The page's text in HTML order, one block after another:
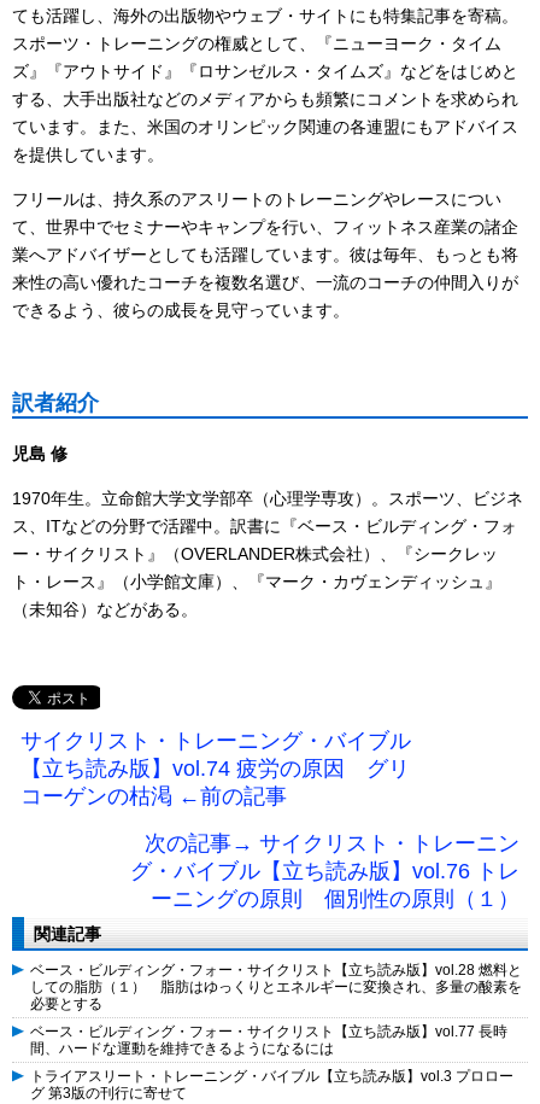
ても活躍し、海外の出版物やウェブ・サイトにも特集記事を寄稿。
スポーツ・トレーニングの権威として、『ニューヨーク・タイム
ズ』『アウトサイド』『ロサンゼルス・タイムズ』などをはじめと
する、大手出版社などのメディアからも頻繁にコメントを求められ
ています。また、米国のオリンピック関連の各連盟にもアドバイス
を提供しています。
フリールは、持久系のアスリートのトレーニングやレースについ
て、世界中でセミナーやキャンプを行い、フィットネス産業の諸企
業へアドバイザーとしても活躍しています。彼は毎年、もっとも将
来性の高い優れたコーチを複数名選び、一流のコーチの仲間入りが
できるよう、彼らの成長を見守っています。
訳者紹介
児島 修
1970年生。立命館大学文学部卒（心理学専攻）。スポーツ、ビジネ
ス、ITなどの分野で活躍中。訳書に『ベース・ビルディング・フォ
ー・サイクリスト』（OVERLANDER株式会社）、『シークレッ
ト・レース』（小学館文庫）、『マーク・カヴェンディッシュ』
（未知谷）などがある。
サイクリスト・トレーニング・バイブル
【立ち読み版】vol.74 疲労の原因 グリ
コーゲンの枯渇 ←前の記事
次の記事→ サイクリスト・トレーニン
グ・バイブル【立ち読み版】vol.76 トレ
ーニングの原則 個別性の原則（１）
関連記事
ベース・ビルディング・フォー・サイクリスト【立ち読み版】vol.28 燃料と
しての脂肪（１） 脂肪はゆっくりとエネルギーに変換され、多量の酸素を
必要とする
ベース・ビルディング・フォー・サイクリスト【立ち読み版】vol.77 長時
間、ハードな運動を維持できるようになるには
トライアスリート・トレーニング・バイブル【立ち読み版】vol.3 プロロー
グ 第3版の刊行に寄せて